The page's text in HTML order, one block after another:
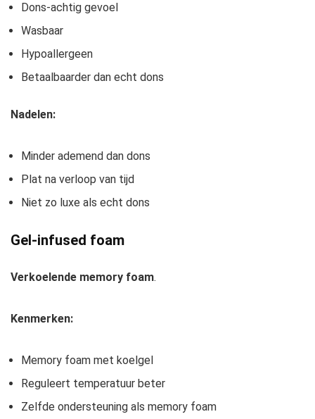
Dons-achtig gevoel
Wasbaar
Hypoallergeen
Betaalbaarder dan echt dons
Nadelen:
Minder ademend dan dons
Plat na verloop van tijd
Niet zo luxe als echt dons
Gel-infused foam
Verkoelende memory foam.
Kenmerken:
Memory foam met koelgel
Reguleert temperatuur beter
Zelfde ondersteuning als memory foam